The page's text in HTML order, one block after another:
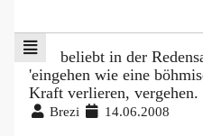
beliebt in der
'eingehen wie eine
Kraft verlieren, vergehen.
Brezi 14.06.2008